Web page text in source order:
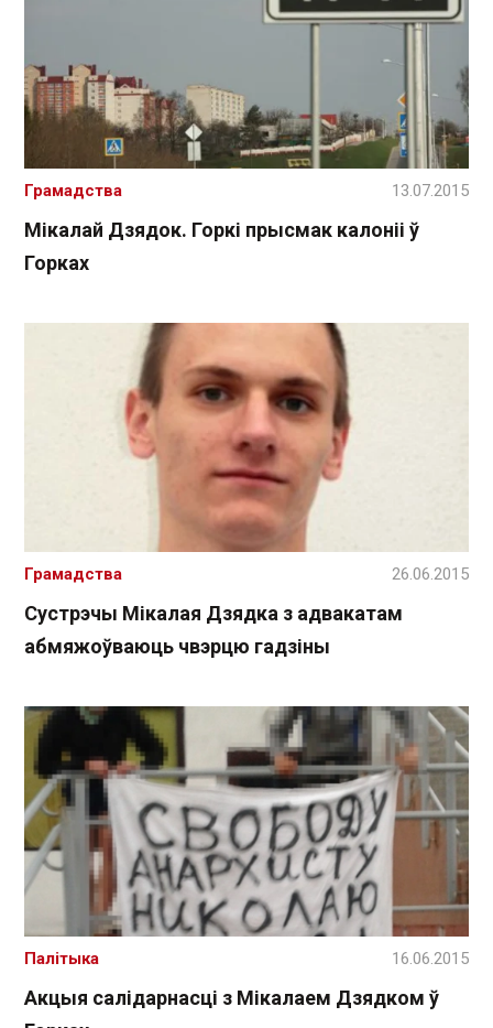
Мікалай Дзядок. Горкі прысмак калоніі ў
Горках
Грамадства 13.07.2015
Сустрэчы Мікалая Дзядка з адвакатам
абмяжоўваюць чвэрцю гадзіны
Грамадства 26.06.2015
Акцыя салідарнасці з Мікалаем Дзядком ў
Палітыка 16.06.2015